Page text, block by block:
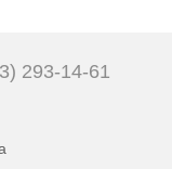
293-14-61